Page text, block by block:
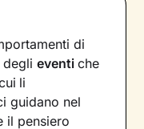
di
deglieventiche
li
guidano nel
il pensiero